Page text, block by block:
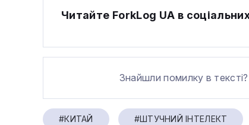
Читайте ForkLog UA в
Знайшли помилку в тексті?
#КИТАЙ #ШТУЧНИЙ ІНТЕЛЕКТ